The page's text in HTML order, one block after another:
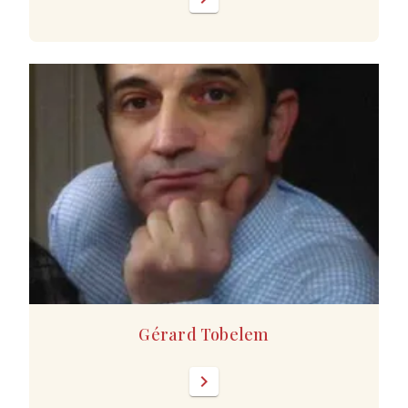
Gérard Tobelem
chevron_right